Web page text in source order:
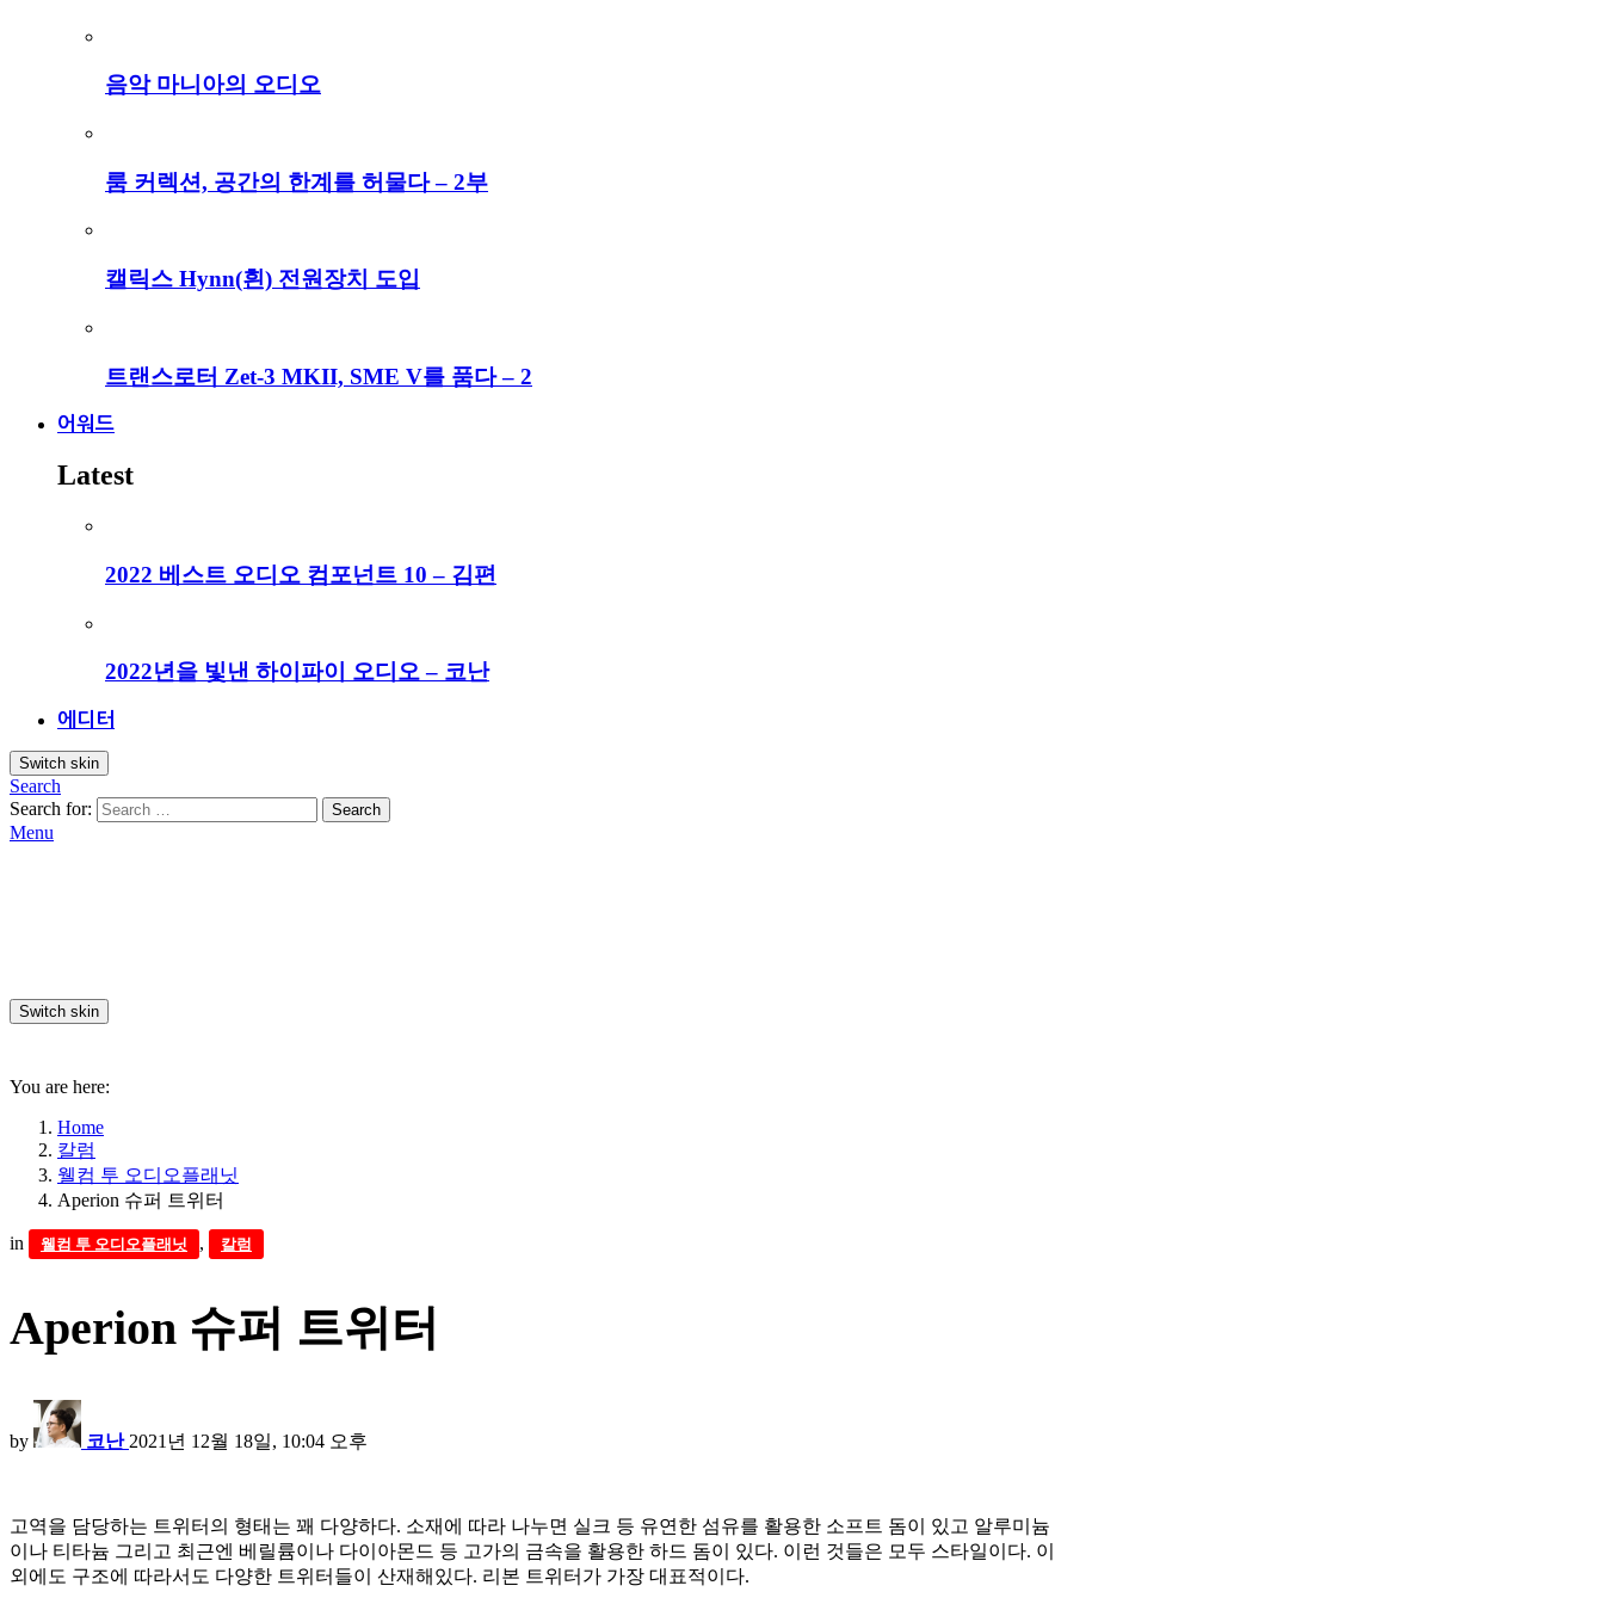
음악 마니아의 오디오
룸 커렉션, 공간의 한계를 허물다 – 2부
캘릭스 Hynn(흰) 전원장치 도입
트랜스로터 Zet-3 MKII, SME V를 품다 – 2
어워드
Latest
2022 베스트 오디오 컴포넌트 10 – 김편
2022년을 빛낸 하이파이 오디오 – 코난
에디터
Switch skin
Search
Search for:
Search
Menu
Switch skin
You are here:
Home
칼럼
웰컴 투 오디오플래닛
Aperion 슈퍼 트위터
in 웰컴 투 오디오플래닛 , 칼럼
Aperion 슈퍼 트위터
by 코난 2021년 12월 18일, 10:04 오후
고역을 담당하는 트위터의 형태는 꽤 다양하다. 소재에 따라 나누면 실크 등 유연한 섬유를 활용한 소프트 돔이 있고 알루미늄
이나 티타늄 그리고 최근엔 베릴륨이나 다이아몬드 등 고가의 금속을 활용한 하드 돔이 있다. 이런 것들은 모두 스타일이다. 이
외에도 구조에 따라서도 다양한 트위터들이 산재해있다. 리본 트위터가 가장 대표적이다.